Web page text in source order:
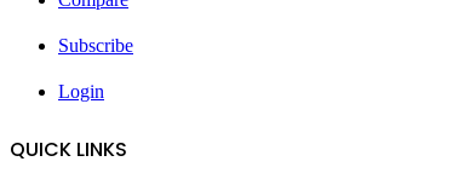
Subscribe
Login
QUICK LINKS